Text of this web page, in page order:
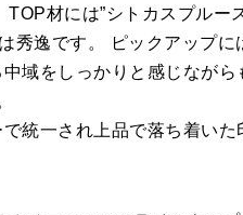
材には”シトカスプルー
秀逸です。 ピックアップ
域をしっかりと感じなが
統一され上品で落ち着い